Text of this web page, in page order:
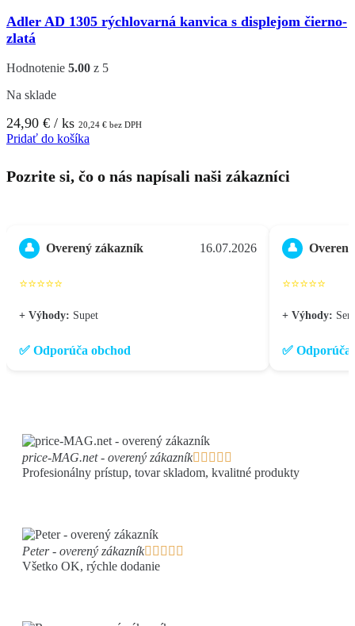
Adler AD 1305 rýchlovarná kanvica s displejom čierno-
zlatá
Hodnotenie 5.00 z 5
Na sklade
24,90 € / ks 20,24 € bez DPH
Pridať do košíka
Pozrite si, čo o nás napísali naši zákazníci
👤 Overený zákazník 16.07.2026
⭐⭐⭐⭐⭐
+ Výhody: Supet
✅ Odporúča obchod
👤
⭐⭐⭐⭐⭐
+ Výhody:
✅ Odporúča
price-MAG.net - overený zákazník    
Profesionálny prístup, tovar skladom, kvalitné produkty
Peter - overený zákazník    
Všetko OK, rýchle dodanie